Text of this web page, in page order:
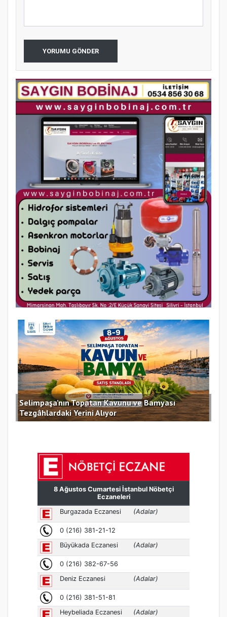
YORUMU GÖNDER
Selimpaşa’nın Topatan Kavunu ve Bamyası
Tezgâhlardaki Yerini Alıyor